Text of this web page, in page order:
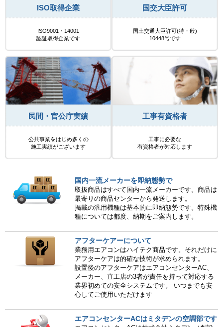
ISO取得企業
ISO9001・14001
認証取得企業です
国交大臣許可
国土交通大臣許可(特・般)
10448号です
民間・官公庁実績
公共事業をはじめ多くの
施工実績がございます
工事有資格者
工事に必要な
有資格者が対応します
国内一流メーカーを即納態勢で
取扱商品はすべて国内一流メーカーです。商品は
最寄りの商品センターから発送します。
掲載の汎用機種は基本的に即納態勢です。特殊機
種については都度、納期をご案内します。
アフターケアーについて
業務用エアコンはハイテク商品です。それだけに
アフターケアは的確な技術が求められます。
設置後のアフターケアはエアコンセンターAC、
メーカー、直工店の3者が責任を持って対応する
業界初めての安全システムです。 いつまでも安
心してご使用いただけます
エアコンセンターACはミタデンの空調部です